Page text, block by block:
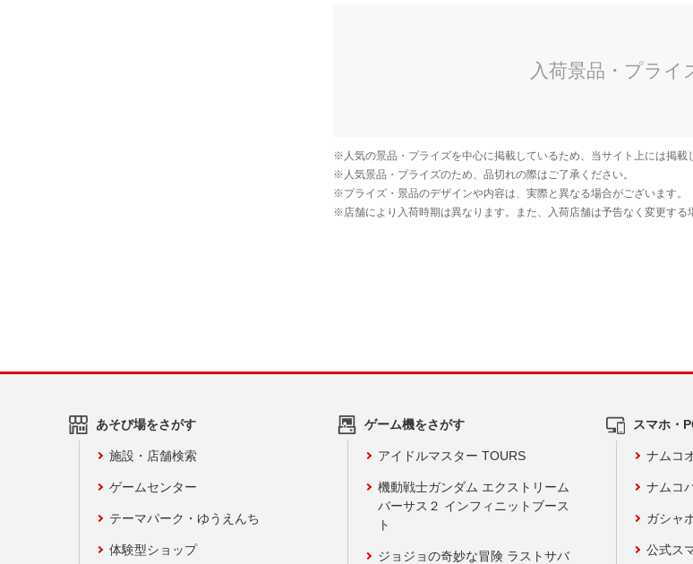
あそび場をさがす
施設・店舗検索
ゲームセンター
テーマパーク・ゆうえんち
体験型ショップ
ゲーム機をさがす
アイドルマスター TOURS
機動戦士ガンダム エクストリーム
バーサス２ インフィニットブース
ト
ジョジョの奇妙な冒険 ラストサバ
スマホ・
ナムコ
ナムコ
ガシャ
公式ス